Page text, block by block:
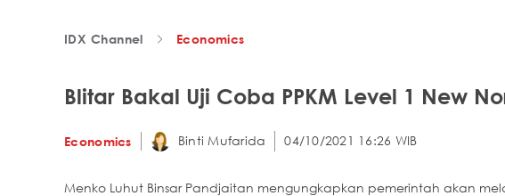
IDX Channel Economics
Blitar Bakal Uji Coba PPKM Level 1 New
Economics Binti Mufarida 04/10/2021 16:26 WIB
Menko Luhut Binsar Pandjaitan mengungkapkan pemerintah akan